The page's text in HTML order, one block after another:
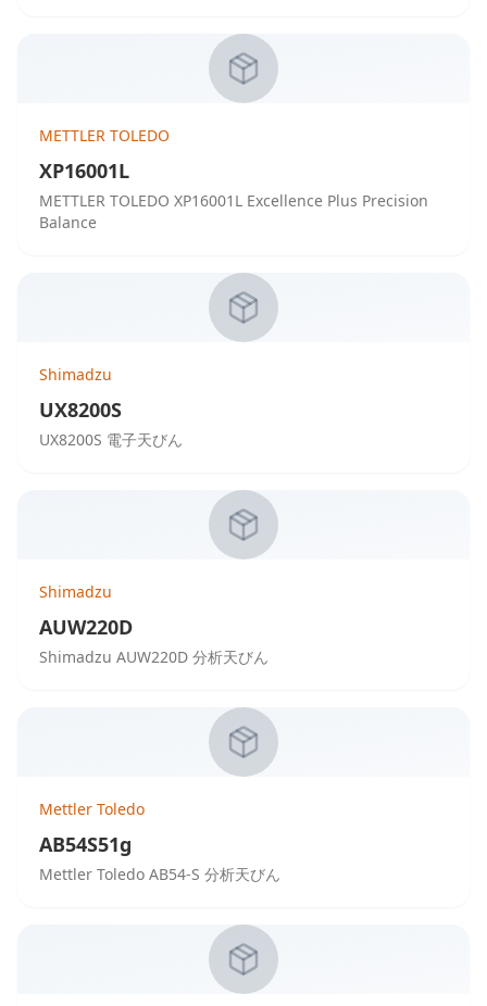
METTLER TOLEDO
XP16001L
METTLER TOLEDO XP16001L Excellence Plus Precision
Balance
Shimadzu
UX8200S
UX8200S 電子天びん
Shimadzu
AUW220D
Shimadzu AUW220D 分析天びん
Mettler Toledo
AB54S51g
Mettler Toledo AB54-S 分析天びん